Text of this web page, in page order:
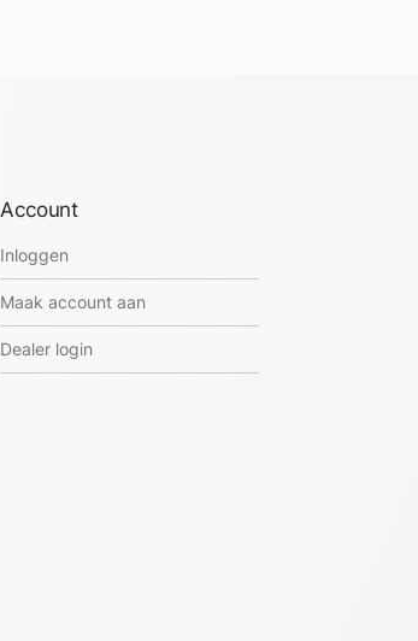
Account
Inloggen
Maak account aan
Dealer login